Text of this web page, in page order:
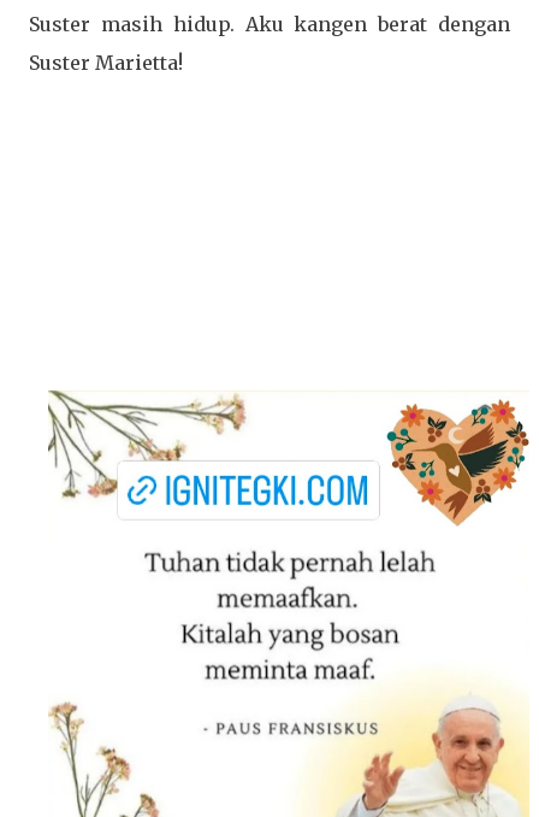
Suster masih hidup. Aku kangen berat dengan
Suster Marietta!